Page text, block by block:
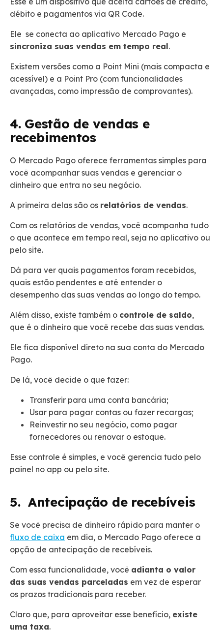
débito e pagamentos via QR Code.
Ele se conecta ao aplicativo Mercado Pago e
sincroniza suas vendas em tempo real.
Existem versões como a Point Mini (mais compacta e
acessível) e a Point Pro (com funcionalidades
avançadas, como impressão de comprovantes).
4. Gestão de vendas e
recebimentos
O Mercado Pago oferece ferramentas simples para
você acompanhar suas vendas e gerenciar o
dinheiro que entra no seu negócio.
A primeira delas são os relatórios de vendas.
Com os relatórios de vendas, você acompanha tudo
o que acontece em tempo real, seja no aplicativo ou
pelo site.
Dá para ver quais pagamentos foram recebidos,
quais estão pendentes e até entender o
desempenho das suas vendas ao longo do tempo.
Além disso, existe também o controle de saldo,
que é o dinheiro que você recebe das suas vendas.
Ele fica disponível direto na sua conta do Mercado
Pago.
De lá, você decide o que fazer:
Transferir para uma conta bancária;
Usar para pagar contas ou fazer recargas;
Reinvestir no seu negócio, como pagar
fornecedores ou renovar o estoque.
Esse controle é simples, e você gerencia tudo pelo
painel no app ou pelo site.
5. Antecipação de recebíveis
Se você precisa de dinheiro rápido para manter o
fluxo de caixa em dia, o Mercado Pago oferece a
opção de antecipação de recebíveis.
Com essa funcionalidade, você adianta o valor
das suas vendas parceladas em vez de esperar
os prazos tradicionais para receber.
Claro que, para aproveitar esse benefício, existe
uma taxa.